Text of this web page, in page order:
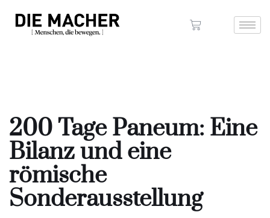
200 Tage Paneum: Eine
Bilanz und eine
römische
Sonderausstellung